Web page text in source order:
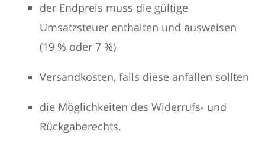
der Endpreis muss die gültige
Umsatzsteuer enthalten und ausweisen
(19 % oder 7 %)
Versandkosten, falls diese anfallen sollten
die Möglichkeiten des Widerrufs- und
Rückgaberechts.